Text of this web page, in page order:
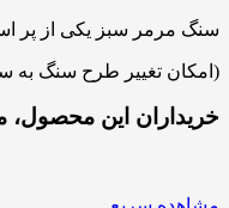
سنگ مرمر سبز یکی از پر
(امکان تغییر طرح سنگ به
خریداران این محصول،